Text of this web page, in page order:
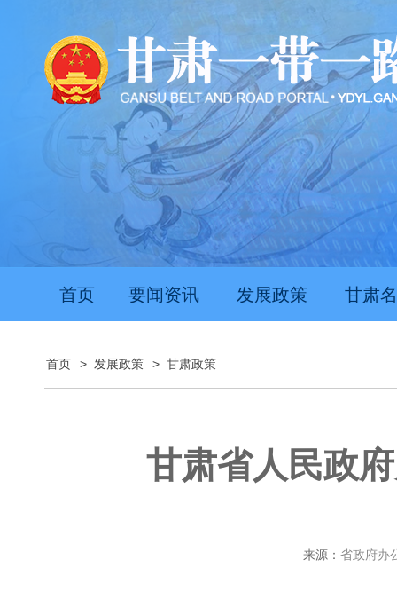
首页 要闻资讯 发展政策 甘肃
首页 > 发展政策 > 甘肃政策
甘肃省人民政
来源： 省政府办